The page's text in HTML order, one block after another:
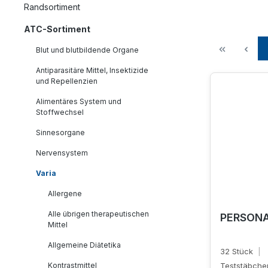
Randsortiment
ATC-Sortiment
Blut und blutbildende Organe
Antiparasitäre Mittel, Insektizide
und Repellenzien
Alimentäres System und
Stoffwechsel
Sinnesorgane
Nervensystem
Varia
Allergene
Alle übrigen therapeutischen
Mittel
Allgemeine Diätetika
Kontrastmittel
32 Stück